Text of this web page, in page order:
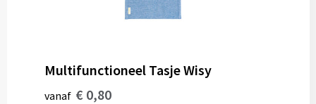
Multifunctioneel Tasje Wisy
vanaf € 0,80